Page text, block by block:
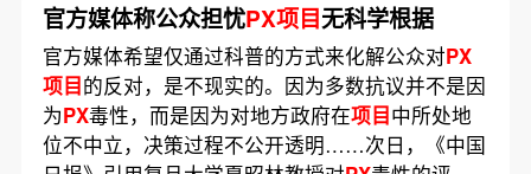
官方媒体称公众担忧PX项目无科学根据
官方媒体希望仅通过科普的方式来化解公众对PX
项目的反对，是不现实的。因为多数抗议并不是因
为PX毒性，而是因为对地方政府在项目中所处地
位不中立，决策过程不公开透明……次日，《中国